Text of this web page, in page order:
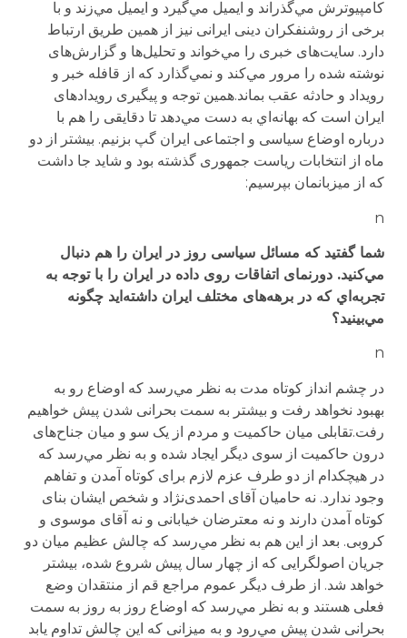
کامپیوترش مي‌گذراند و ایمیل مي‌گیرد و ایمیل مي‌زند و با
برخی از روشنفکران دینی ایرانی نیز از همین طریق ارتباط
دارد. سایت‌های خبری را مي‌خواند و تحلیل‌ها و گزارش‌های
نوشته شده را مرور مي‌کند و نمي‌گذارد که از قافله خبر و
رویداد و حادثه عقب بماند.همین توجه و پیگیری رویدادهای
ایران است که بهانه‌‌اي به دست مي‌دهد تا دقایقی را هم با
درباره اوضاع سیاسی و اجتماعی ایران گپ بزنیم. بیشتر از دو
ماه از انتخابات ریاست جمهوری گذشته بود و شاید جا داشت
که از میزبانمان بپرسیم:
n
شما گفتید که مسائل سیاسی روز در ایران را هم دنبال
مي‌کنید. دورنمای اتفاقات روی داده در ایران را با توجه به
تجربه‌‌اي که در برهه‌های مختلف ایران داشته‌اید چگونه
مي‌بینید؟
n
در چشم انداز کوتاه مدت به نظر مي‌رسد که اوضاع رو به
بهبود نخواهد رفت و بیشتر به سمت بحرانی شدن پیش خواهیم
رفت.تقابلی میان حاکمیت و مردم از یک سو و میان جناح‌های
درون حاکمیت از سوی دیگر ایجاد شده و به نظر مي‌رسد که
در هیچکدام از دو طرف عزم لازم برای کوتاه آمدن و تفاهم
وجود ندارد. نه حامیان آقای احمدی‌نژاد و شخص ایشان بنای
کوتاه آمدن دارند و نه معترضان خیابانی و نه آقای موسوی و
کروبی. بعد از این هم به نظر مي‌رسد که چالش عظیم میان دو
جریان اصولگرایی که از چهار سال پیش شروع شده، بیشتر
خواهد شد. از طرف دیگر عموم مراجع قم از منتقدان وضع
فعلی هستند و به نظر مي‌رسد که اوضاع روز به روز به سمت
بحرانی شدن پیش مي‌رود و به میزانی که این چالش تداوم یابد